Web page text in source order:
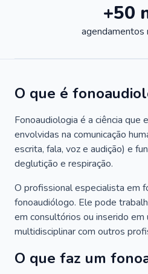
+50
agendamentos
O que é
Fonoaudiologia é a ciência que
envolvidas na comunicação
escrita, fala, voz e audição) e
deglutição e respiração.
O profissional especialista em
fonoaudiólogo. Ele pode
em consultórios ou inserido em
multidisciplinar com outros
O que faz um